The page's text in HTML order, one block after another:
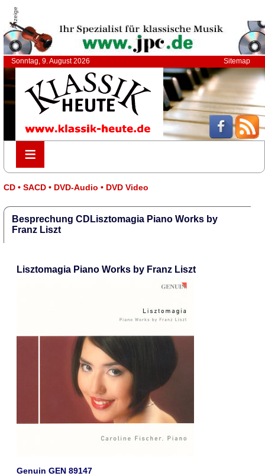
Anzeige
Sonntag, 9. August 2026 Sitemap
≡
≡
CD • SACD • DVD-Audio • DVD Video
Besprechung CDLisztomagia Piano Works by
Franz Liszt
Lisztomagia Piano Works by Franz Liszt
Genuin GEN 89147